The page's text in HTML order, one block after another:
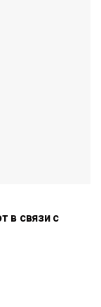
в связи с